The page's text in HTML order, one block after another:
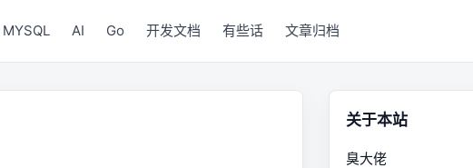
MYSQL AI Go 开发文档 有些话 文章归档
关于本站
臭大佬